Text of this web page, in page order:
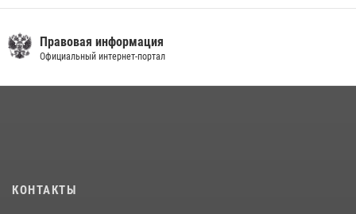
Соколовской
23 июля 2026, 10:22 2
Правовая информация
Официальный интернет-портал
КОНТАКТЫ